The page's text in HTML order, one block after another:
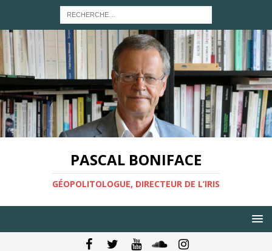
PASCAL BONIFACE
GÉOPOLITOLOGUE, DIRECTEUR DE L’IRIS